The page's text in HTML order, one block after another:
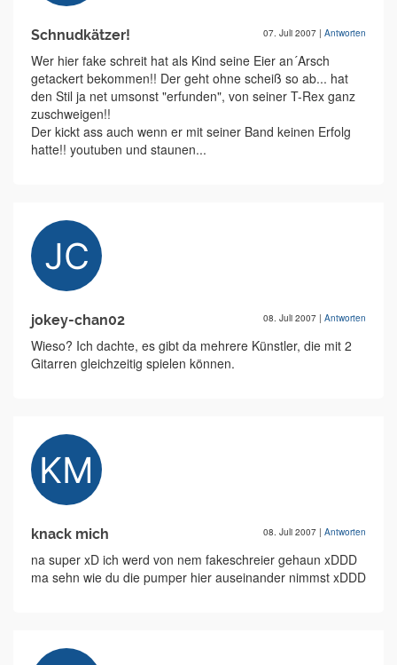
Schnudkätzer! 07. Juli 2007 | Antworten
Wer hier fake schreit hat als Kind seine Eier an´Arsch
getackert bekommen!! Der geht ohne scheiß so ab... hat
den Stil ja net umsonst "erfunden", von seiner T-Rex ganz
zuschweigen!!
Der kickt ass auch wenn er mit seiner Band keinen Erfolg
hatte!! youtuben und staunen...
jokey-chan02 08. Juli 2007 | Antworten
Wieso? Ich dachte, es gibt da mehrere Künstler, die mit 2
Gitarren gleichzeitig spielen können.
knack mich 08. Juli 2007 | Antworten
na super xD ich werd von nem fakeschreier gehaun xDDD
ma sehn wie du die pumper hier auseinander nimmst xDDD